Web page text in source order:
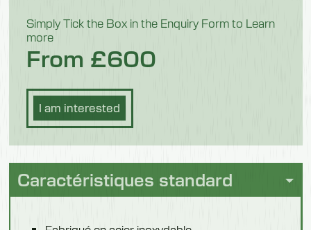
Largeur
1525 mm
Profondeur
700 mm
2100 mm
Nombre de casiers
Simply Tick the Box in the Enquiry Form to Learn
more
From £600
I am interested
Caractéristiques standard